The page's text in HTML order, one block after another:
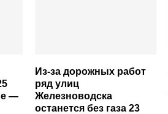
—
Из-за дорожных работ
ряд улиц
Железноводска
останется без газа 23